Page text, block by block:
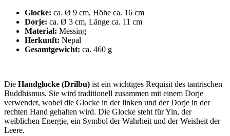
Glocke: ca. Ø 9 cm, Höhe ca. 16 cm
Dorje: ca. Ø 3 cm, Länge ca. 11 cm
Material: Messing
Herkunft: Nepal
Gesamtgewicht: ca. 460 g
Die Handglocke (Drilbu) ist ein wichtiges Requisit des tantrischen
Buddhismus. Sie wird traditionell zusammen mit einem Dorje
verwendet, wobei die Glocke in der linken und der Dorje in der
rechten Hand gehalten wird. Die Glocke steht für Yin, der
weiblichen Energie, ein Symbol der Wahrheit und der Weisheit der
Leere.